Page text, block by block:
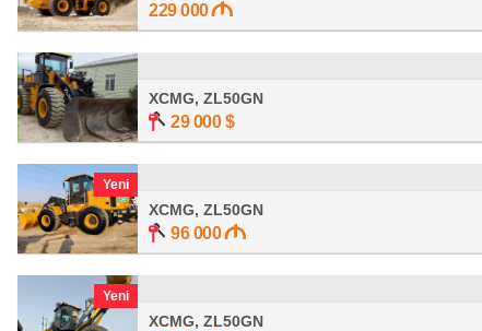
229 000
XCMG, ZL50GN
29 000 $
Yeni
XCMG, ZL50GN
96 000
Yeni
XCMG, ZL50GN